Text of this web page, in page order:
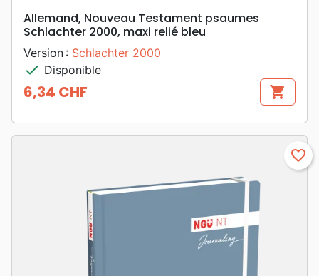
Allemand, Nouveau Testament psaumes
Schlachter 2000, maxi relié bleu
Version : Schlachter 2000
check Disponible
Prix
6,34 CHF shopping_cart
favorite_border